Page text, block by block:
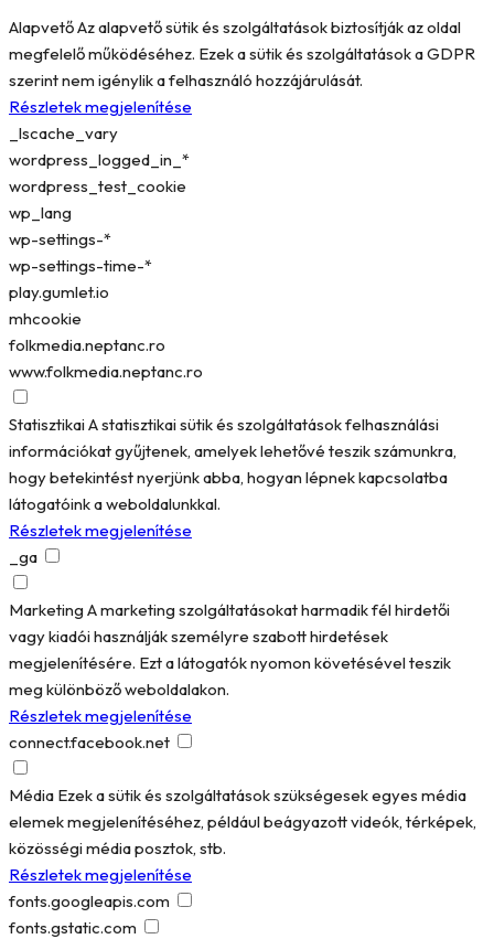
AlapvetőAz alapvető sütik és szolgáltatások biztosítják az oldal
megfelelő működéséhez. Ezek a sütik és szolgáltatások a GDPR
szerint nem igénylik a felhasználó hozzájárulását.
Részletek megjelenítése
_lscache_vary
wordpress_logged_in_*
wordpress_test_cookie
wp_lang
wp-settings-*
wp-settings-time-*
play.gumlet.io
mhcookie
folkmedia.neptanc.ro
www.folkmedia.neptanc.ro
StatisztikaiA statisztikai sütik és szolgáltatások felhasználási
információkat gyűjtenek, amelyek lehetővé teszik számunkra,
hogy betekintést nyerjünk abba, hogyan lépnek kapcsolatba
látogatóink a weboldalunkkal.
Részletek megjelenítése
_ga
Marketing A marketing szolgáltatásokat harmadik fél hirdetői
vagy kiadói használják személyre szabott hirdetések
megjelenítésére. Ezt a látogatók nyomon követésével teszik
meg különböző weboldalakon.
Részletek megjelenítése
connect.facebook.net
Média Ezek a sütik és szolgáltatások szükségesek egyes média
elemek megjelenítéséhez, például beágyazott videók, térképek,
közösségi média posztok, stb.
Részletek megjelenítése
fonts.googleapis.com
fonts.gstatic.com